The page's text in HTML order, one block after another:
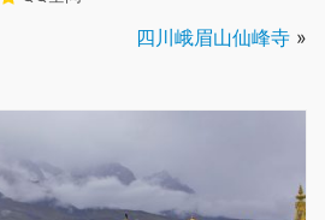
四川峨眉山仙峰寺 »